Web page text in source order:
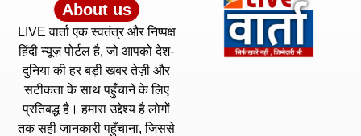
About us
LIVE वार्ता एक स्वतंत्र और निष्पक्ष
हिंदी न्यूज़ पोर्टल है, जो आपको देश-
दुनिया की हर बड़ी खबर तेज़ी और
सटीकता के साथ पहुँचाने के लिए
प्रतिबद्ध है। हमारा उद्देश्य है लोगों
तक सही जानकारी पहुँचाना, जिससे